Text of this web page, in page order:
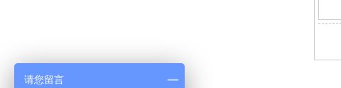
请您留言